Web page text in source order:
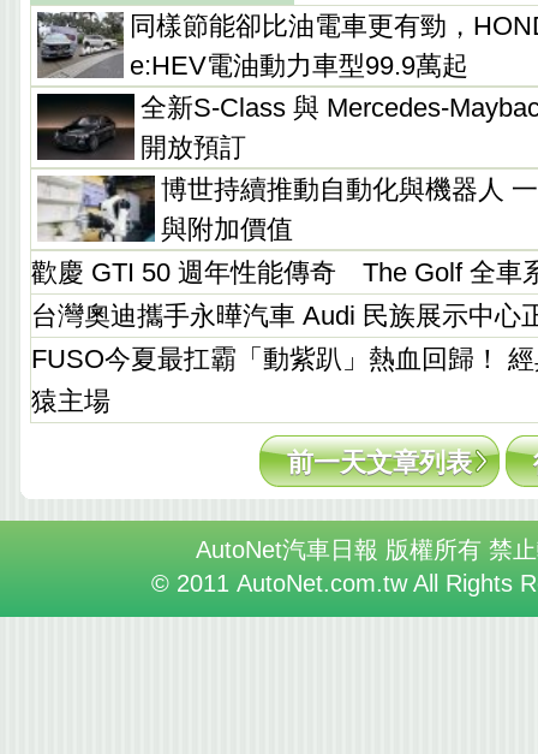
同樣節能卻比油電車更有勁，
e:HEV電油動力車型99.9萬起
全新S-Class 與 Mercedes-
開放預訂
博世持續推動自動化與機器人
與附加價值
歡慶 GTI 50 週年性能傳奇 The Golf 全車
台灣奧迪攜手永曄汽車 Audi 民族展示中心
FUSO今夏最扛霸「動紫趴」熱血回歸！
猿主場
前一天文章列表
AutoNet汽車日報 版權所有 禁
© 2011 AutoNet.com.tw All Rights